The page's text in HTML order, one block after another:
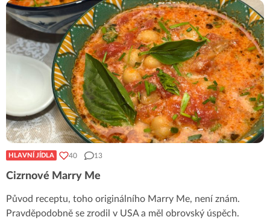
HLAVNÍ JÍDLA 40 13
Cizrnové Marry Me
Původ receptu, toho originálního Marry Me, není znám.
Pravděpodobně se zrodil v USA a měl obrovský úspěch.